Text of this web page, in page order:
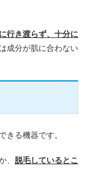
行き渡らず、十分に
成分が肌に合わない
きる機器です。
、 脱毛しているとこ